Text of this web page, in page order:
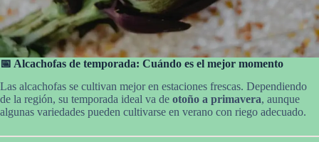
📅 Alcachofas de temporada: Cuándo es el mejor momento
Las alcachofas se cultivan mejor en estaciones frescas. Dependiendo
de la región, su temporada ideal va de otoño a primavera, aunque
algunas variedades pueden cultivarse en verano con riego adecuado.